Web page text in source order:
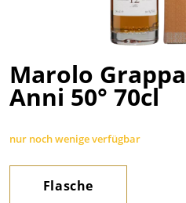
Marolo
Anni 50° 70cl
nur noch wenige verfügbar
Flasche